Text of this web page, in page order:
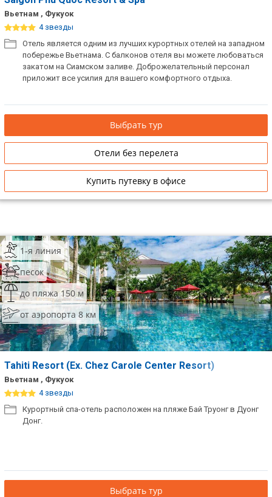
Вьетнам , Фукуок
4 звезды
Отель является одним из лучших курортных отелей на западном
побережье Вьетнама. С балконов отеля вы можете любоваться
закатом на Сиамском заливе. Доброжелательный персонал
приложит все усилия для вашего комфортного отдыха.
Выбрать тур
Отели без перелета
Купить путевку в офисе
1-я линия
песок
до пляжа 150 м
от аэропорта 8 км
Tahiti Resort (Ex. Chez Carole Center Resort)
Вьетнам , Фукуок
4 звезды
Курортный спа-отель расположен на пляже Бай Труонг в Дуонг
Донг.
Выбрать тур